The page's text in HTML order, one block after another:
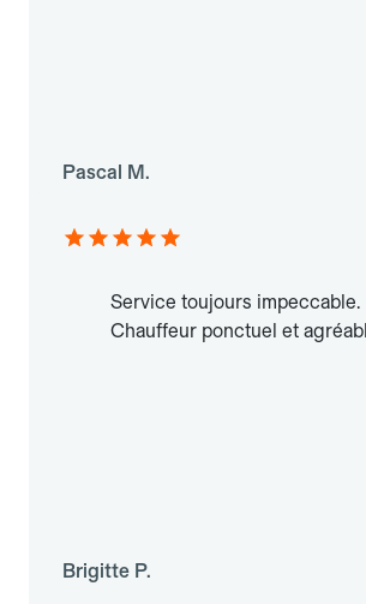
Pascal M.
Service toujours impeccable.
Chauffeur ponctuel et
Brigitte P.